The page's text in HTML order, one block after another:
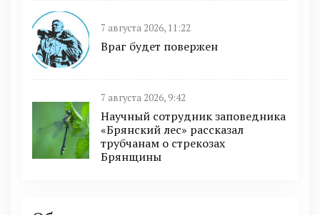
7 августа 2026, 11:22
Враг будет повержен
7 августа 2026, 9:42
Научный сотрудник заповедника
«Брянский лес» рассказал
трубчанам о стрекозах
Брянщины